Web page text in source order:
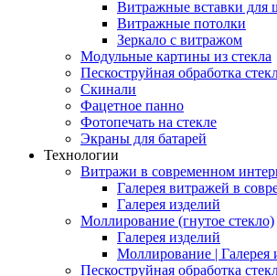
Витражные вставки для
Витражные потолки
Зеркало с витражом
Модульные картины из стекла
Пескоструйная обработка
Скинали
Фацетное панно
Фотопечать на стекле
Экраны для батарей
Технологии
Витражи в современном
Галерея витражей в
Галерея изделий
Моллирование (гнутое стекло)
Галерея изделий
Моллирование | Галерея
Пескоструйная обработка